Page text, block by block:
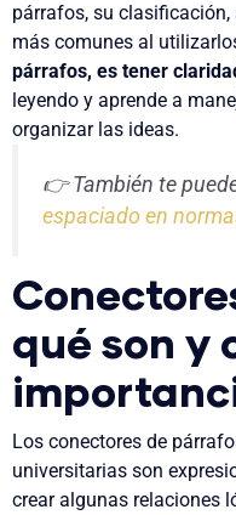
párrafos, su clasificación,
más comunes al
párrafos, es tener
leyendo y aprende a
organizar las ideas.
👉 También te
espaciado en
qué son y
Los conectores de
universitarias son
crear algunas relaciones